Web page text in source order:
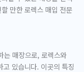
만한 로렉스 매입 전문
는 매장으로, 로렉스와
있습니다. 이곳의 특징